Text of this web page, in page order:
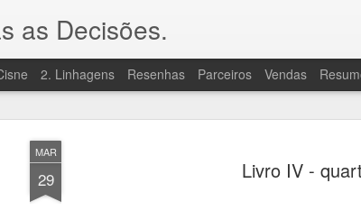
MAR
29 Livro IV -
as Decisões.
2. Linhagens Resenhas Parceiros Vendas
20